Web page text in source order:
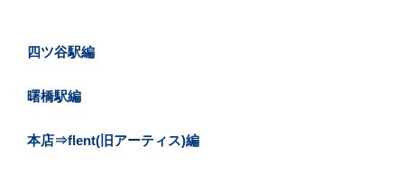
四ツ谷駅編
曙橋駅編
本店⇒flent(旧アーティス)編